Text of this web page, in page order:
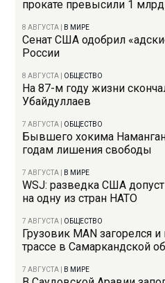
прокате превысили 1
8 АВГУСТА В МИРЕ
Сенат США одобрил
России
8 АВГУСТА ОБЩЕСТВО
На 87-м году жизни
Убайдуллаев
7 АВГУСТА ОБЩЕСТВО
Бывшего хокима
годам лишения свободы
7 АВГУСТА В МИРЕ
WSJ: разведка США
на одну из стран НАТО
7 АВГУСТА ОБЩЕСТВО
Грузовик MAN загорелся
трассе в Самаркандской
7 АВГУСТА В МИРЕ